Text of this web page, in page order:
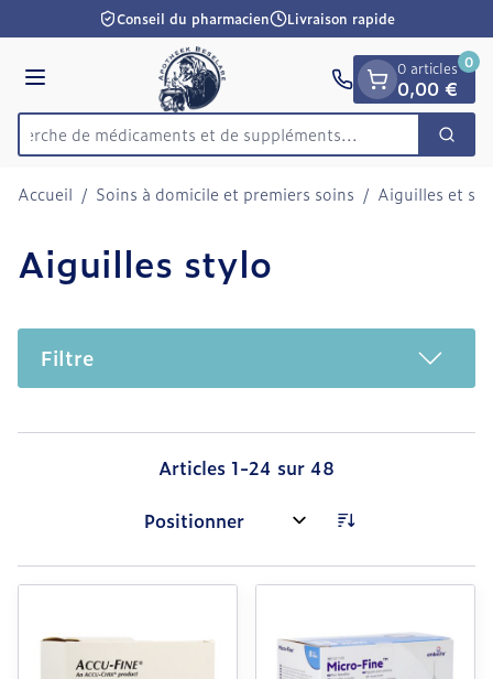
Aller au contenu
1 de 1
Conseil du pharmacien Livraison rapide
Menu
Rechercher
Recherche de médicaments
0 articles
0,00 €
0
Accueil / Soins à domicile et premiers soins / Aiguilles et
Aiguilles stylo
Filtre
Articles 1-24 sur 48
Trier par: